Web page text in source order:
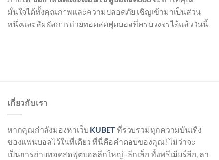
มั่นใจได้ทั้งคุณภาพและความปลอดภัย เชิญเข้ามาเป็นส่วน
หนึ่งและสัมผัสการถ่ายทอดสดฟุตบอลที่ครบวงจรได้แล้ววันนี้
เกี่ยวกับเรา
หากคุณกำลังมองหาเว็บ KUBETที่รวบรวมทุกความบันเทิง
ของแฟนบอลไว้ในที่เดียว ที่นี่คือคำตอบของคุณ! ไม่ว่าจะ
เป็นการถ่ายทอดสดฟุตบอลลีกใหญ่–ลีกเล็ก ทั้งพรีเมียร์ลีก, ลา